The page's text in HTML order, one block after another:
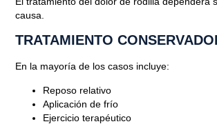
causa.
TRATAMIENTO
En la mayoría de los casos incluye:
Reposo relativo
Aplicación de frío
Ejercicio terapéutico